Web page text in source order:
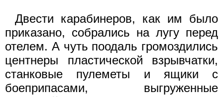
Двести карабинеров, как им было
приказано, собрались на лугу перед
отелем. А чуть поодаль громоздились
центнеры пластической взрывчатки,
станковые пулеметы и ящики с
боеприпасами, выгруженные